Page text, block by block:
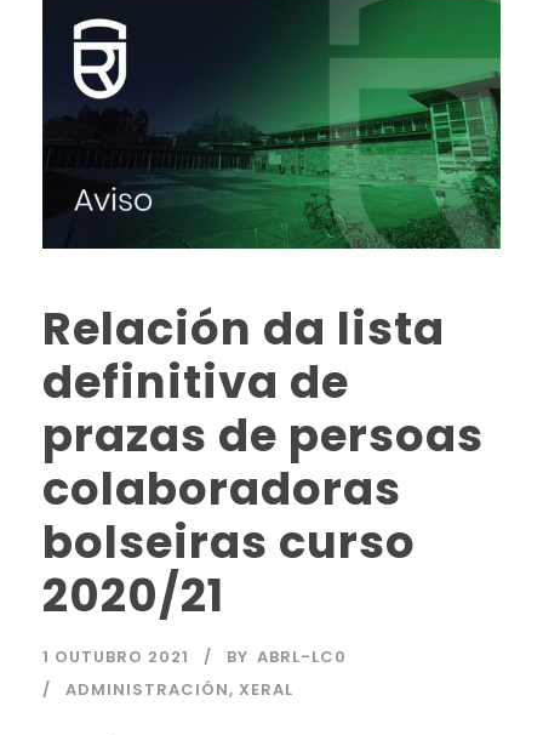
Relación da lista
definitiva de
prazas de persoas
colaboradoras
bolseiras curso
2020/21
1 OUTUBRO 2021 BY ABRL-LC0
ADMINISTRACIÓN, XERAL